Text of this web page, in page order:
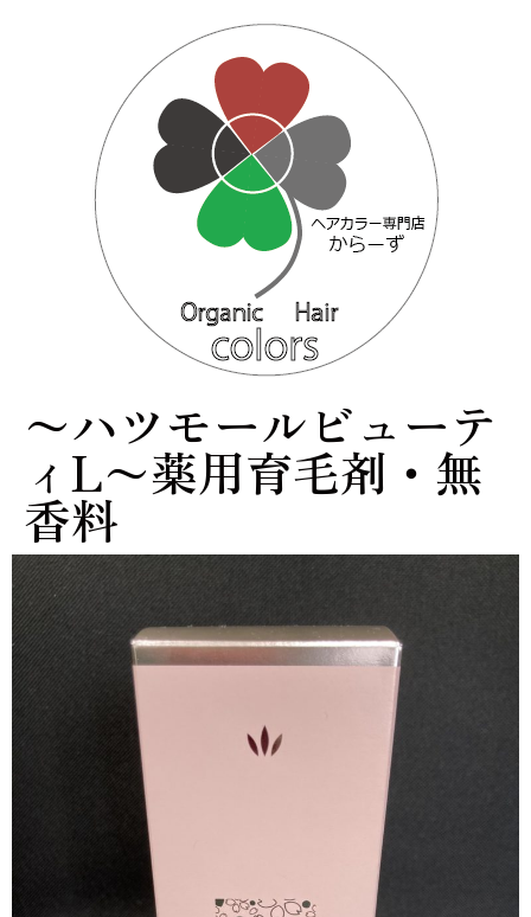
〜ハツモールビューテ
ィL〜薬用育毛剤・無
香料